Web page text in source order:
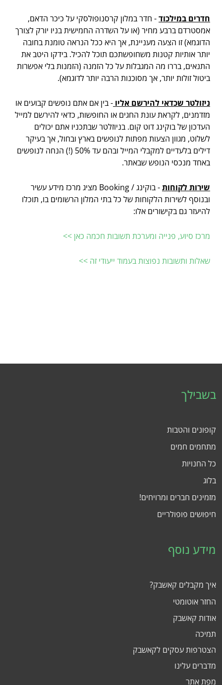
חדרים במילכוד- חדר במלון קרסנופולסקי על כיכר הדאם,
אמסטרדם ברבע מחיר (או על השדרה החמישית בניו יורק לצורך
הדוגמא) זו הצעה מעניינת, אך היא ככל הנראה טומנת בחובה
יותר אותיות קטנות משחופשתכם תוכל להכיל. בידקו היטב את
התנאים, בררו מה המגבלות על כל הזמנה (הזמנות בלי אפשרות
ביטול זולות יותר, אך מסוכנות הרבה יותר לדוגמא).
ניזולטר שכדאי להירשם אליו - בין אם אתם נופשים קבועים או
מזדמנים, לקראת עונת החגים או החופשות, כדאי להירשם למייל
העדכון של בוקינג דוט קום. בניוזלטר שבתכניו אתם יכולים
לשלוט, מגוון הצעות מפתות לנופשים בארץ ובחול, אך בעיקר
דילים בלעדיים למקבלי המייל ובהם עד 50% (!) הנחה לנופשים
באחד מנכסי הנופש שבאתר.
שירות לקוחות
- בוקינג / Booking מציג מרכז מידע עשיר
ובנוסף לשירות הלקוחות של כל בתי המלון הרשומים בו, תוכלו
להיעזר גם בקישורים אלו:
מרכז סיוע, פנייה ומערכת תשובות חכמה כאן >>
שאלות ותשובות נפוצות בעמוד ייעודי זה >>
בשבילך
קופונים והטבות
מתחמים חמים
כל החנויות
בלוג
מזמינים חברים ומרויחים!
חיפושים פופולריים
מידע נוסף
איך מקבלים קאשבק?
החזר אוטומטי
אודות קאשבק
תמיכה
הצטרפות עסקים לקאשבק
מדברים עלינו
מפת אתר